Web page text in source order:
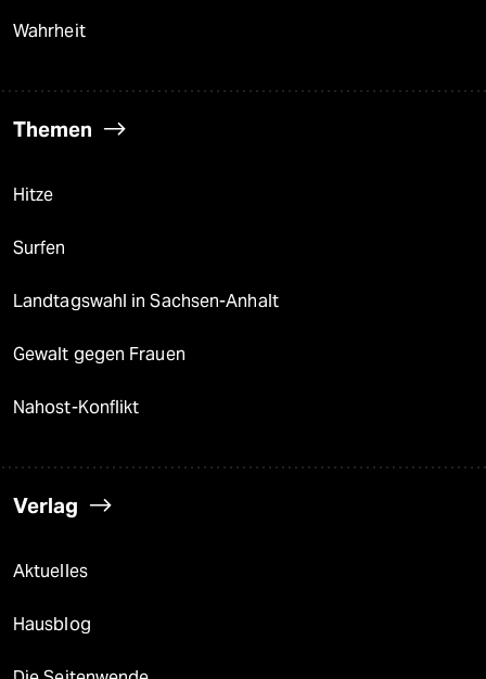
Wahrheit
Themen
Hitze
Surfen
Landtagswahl in Sachsen-Anhalt
Gewalt gegen Frauen
Nahost-Konflikt
Verlag
Aktuelles
Hausblog